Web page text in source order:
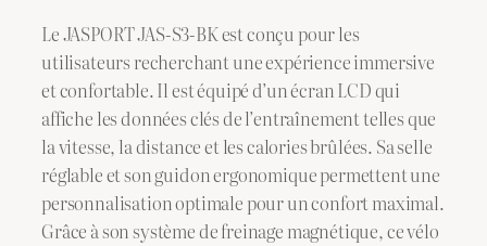
Le JASPORT JAS-S3-BK est conçu pour les
utilisateurs recherchant une expérience immersive
et confortable. Il est équipé d’un écran LCD qui
affiche les données clés de l’entraînement telles que
la vitesse, la distance et les calories brûlées. Sa selle
réglable et son guidon ergonomique permettent une
personnalisation optimale pour un confort maximal.
Grâce à son système de freinage magnétique, ce vélo